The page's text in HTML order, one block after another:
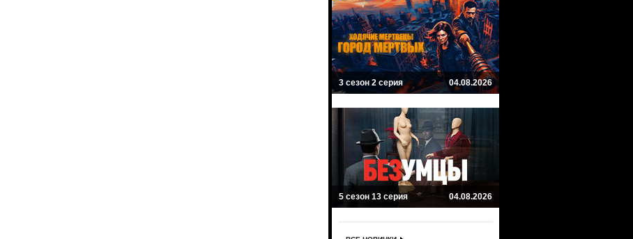
3 сезон 2 серия 04.08.2026
5 сезон 13 серия 04.08.2026